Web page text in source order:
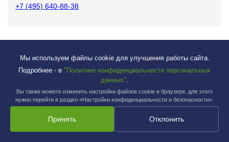
+7 (495) 640-88-38
Продукция
Мы используем файлы cookie для улучшения работы сайта.
Подробнее - в "Политике конфиденциальности персональных
данных".
Вы также можете изменить настройки файлов cookie в браузере, для этого
нужно перейти в раздел «Настройки конфиденциальности и безопасности».
Принять Отклонить